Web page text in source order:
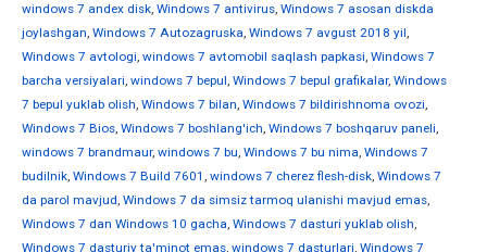
windows 7 andex disk, Windows 7 antivirus, Windows 7 asosan diskda
joylashgan, Windows 7 Autozagruska, Windows 7 avgust 2018 yil,
Windows 7 avtologi, windows 7 avtomobil saqlash papkasi, Windows 7
barcha versiyalari, windows 7 bepul, Windows 7 bepul grafikalar, Windows
7 bepul yuklab olish, Windows 7 bilan, Windows 7 bildirishnoma ovozi,
Windows 7 Bios, Windows 7 boshlang'ich, Windows 7 boshqaruv paneli,
windows 7 brandmaur, windows 7 bu, Windows 7 bu nima, Windows 7
budilnik, Windows 7 Build 7601 , windows 7 cherez flesh-disk, Windows 7
da parol mavjud, Windows 7 da simsiz tarmoq ulanishi mavjud emas,
Windows 7 dan Windows 10 gacha, Windows 7 dasturi yuklab olish,
Windows 7 dasturiy ta'minot emas, windows 7 dasturlari, Windows 7